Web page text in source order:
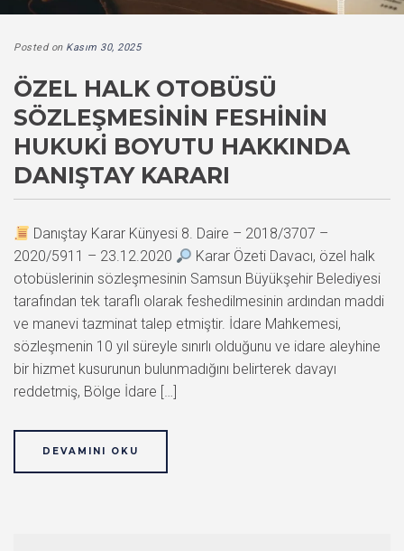
Posted on Kasım 30, 2025
ÖZEL HALK OTOBÜSÜ
SÖZLEŞMESININ FESHININ
HUKUKI BOYUTU HAKKINDA
DANIŞTAY KARARI
Danıştay Karar Künyesi 8. Daire – 2018/3707 –
2020/5911 – 23.12.2020
Karar Özeti Davacı, özel halk
otobüslerinin sözleşmesinin Samsun Büyükşehir Belediyesi
tarafından tek taraflı olarak feshedilmesinin ardından maddi
ve manevi tazminat talep etmiştir. İdare Mahkemesi,
sözleşmenin 10 yıl süreyle sınırlı olduğunu ve idare aleyhine
bir hizmet kusurunun bulunmadığını belirterek davayı
reddetmiş, Bölge İdare […]
DEVAMINI OKU